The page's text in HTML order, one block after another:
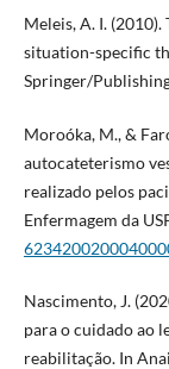
Meleis, A. I.
situation-specific
Springer/
Moroóka, M., &
autocateterismo
realizado pelos
Enfermagem da
Nascimento, J.
para o cuidado ao
reabilitação. In